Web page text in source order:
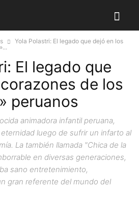
Yola Polastri: El legado que dejó en los
El legado que
de los
peruanos
animadora infantil peruana,
eternidad luego de sufrir un infarto al
La también llamada "Chica de la
en diversas generaciones,
sano entretenimiento,
gran referente del mundo del